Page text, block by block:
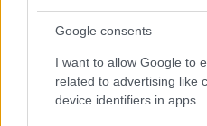
Google consents
I want to allow Google to
related to advertising like
device identifiers in apps.